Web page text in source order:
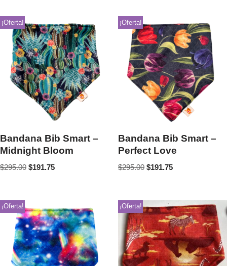
¡Oferta!
Bandana Bib Smart –
Midnight Bloom
$295.00 $191.75
¡Oferta!
Bandana Bib Smart –
Perfect Love
$295.00 $191.75
¡Oferta! ¡Oferta!